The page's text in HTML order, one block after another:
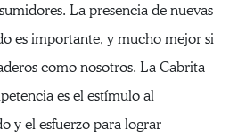
La presencia de nuevas
es importante, y mucho mejor si
como nosotros. La Cabrita
es el estímulo al
y el esfuerzo para lograr